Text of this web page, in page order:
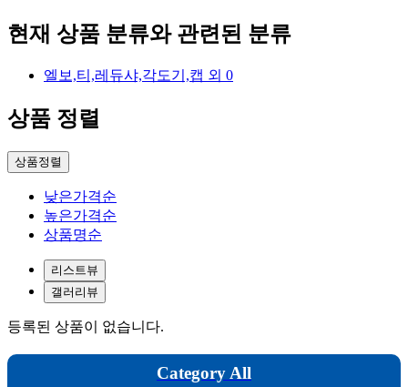
정수위밸브/볼탑
콘트롤밸브
PP/PVC/CPVC
PVC
현재 상품 분류와 관련된 분류
엘보,티,레듀샤,각도기,캡 외 0
상품 정렬
상품정렬
낮은가격순
높은가격순
상품명순
리스트뷰
갤러리뷰
등록된 상품이 없습니다.
Category All